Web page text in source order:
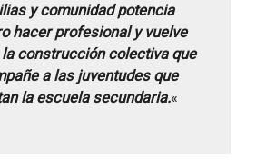
y comunidad potencia
hacer profesional y vuelve
construcción colectiva que
a las juventudes que
la escuela secundaria.«